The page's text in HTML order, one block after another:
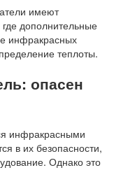
имеют
дополнительные
инфракрасных
теплоты.
опасен
инфракрасными
в их безопасности,
Однако это